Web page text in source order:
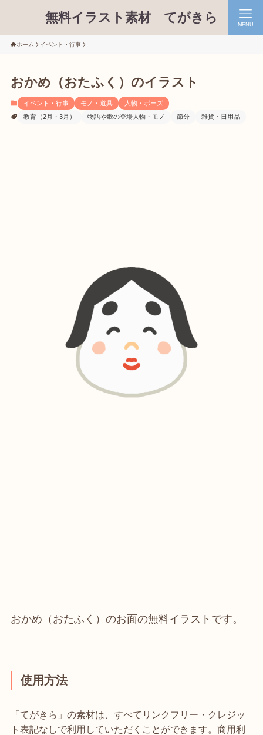
無料イラスト素材 てがきら MENU
ホーム イベント・行事
おかめ（おたふく）のイラスト
イベント・行事 モノ・道具
人物・ポーズ
教育（2月・3月）
物語や歌の登場人物・モノ 節分 雑貨・日用品
おかめ（おたふく）のお面の無料イラストです。
使用方法
「てがきら」の素材は、すべてリンクフリー・クレジッ
ト表記なしで利用していただくことができます。商用利